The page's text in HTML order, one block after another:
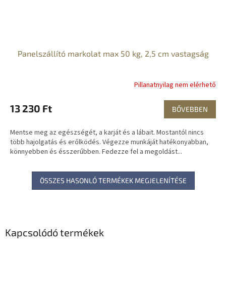
Kapcsolódó termékek
Panelszállító markolat max 50 kg, 2,5 cm vastagság
Pillanatnyilag nem elérhető
13 230 Ft BŐVEBBEN
Mentse meg az egészségét, a karját és a lábait. Mostantól nincs
több hajolgatás és erőlködés. Végezze munkáját hatékonyabban,
könnyebben és ésszerűbben. Fedezze fel a megoldást...
ÖSSZES HASONLÓ TERMÉKEK MEGJELENÍTÉSE